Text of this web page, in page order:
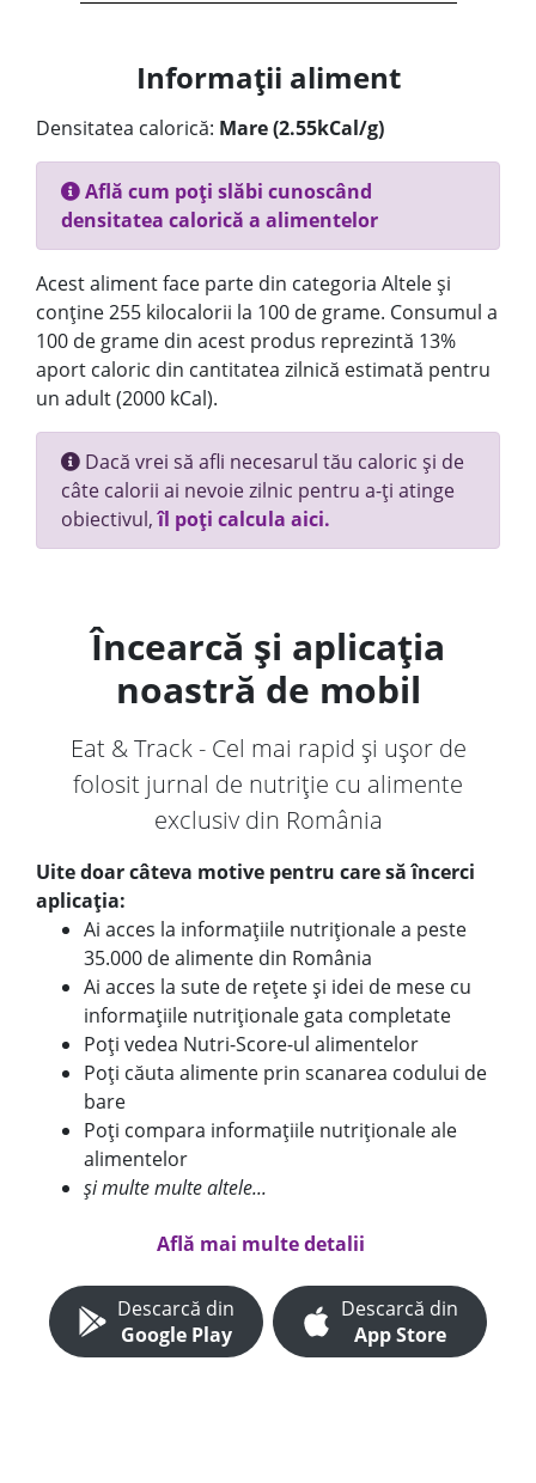
Informații aliment
Densitatea calorică: Mare (2.55kCal/g)
Află cum poți slăbi cunoscând
densitatea calorică a alimentelor
Acest aliment face parte din categoria Altele și
conține 255 kilocalorii la 100 de grame. Consumul a
100 de grame din acest produs reprezintă 13%
aport caloric din cantitatea zilnică estimată pentru
un adult (2000 kCal).
Dacă vrei să afli necesarul tău caloric și de
câte calorii ai nevoie zilnic pentru a-ți atinge
obiectivul,îl poți calcula aici.
Încearcă și aplicația
noastră de mobil
Eat & Track - Cel mai rapid și ușor de
folosit jurnal de nutriție cu alimente
exclusiv din România
Uite doar câteva motive pentru care să încerci
aplicația:
Ai acces la informațiile nutriționale a peste
35.000 de alimente din România
Ai acces la sute de rețete și idei de mese cu
informațiile nutriționale gata completate
Poți vedea Nutri-Score-ul alimentelor
Poți căuta alimente prin scanarea codului de
bare
Poți compara informațiile nutriționale ale
alimentelor
și multe multe altele...
Află mai multe detalii
Descarcă din
Google Play
Descarcă din
App Store